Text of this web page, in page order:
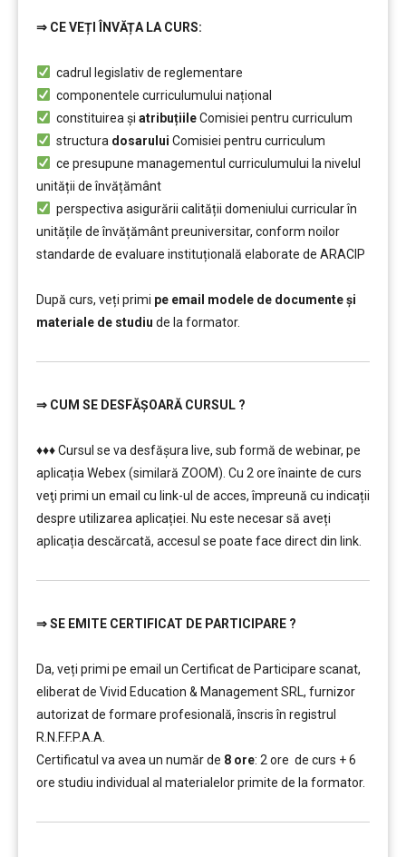
⇒ CE VEȚI ÎNVĂȚA LA CURS:
cadrul legislativ de reglementare
componentele curriculumului național
constituirea și atribuțiileComisiei pentru curriculum
structura dosarului Comisiei pentru curriculum
ce presupune managementul curriculumului la nivelul
unității de învățământ
perspectiva asigurării calității domeniului curricular în
unitățile de învățământ preuniversitar, conform noilor
standarde de evaluare instituțională elaborate de ARACIP
După curs, veți primi pe email modele de documente și
materiale de studiu de la formator.
⇒ CUM SE DESFĂȘOARĂ CURSUL ?
♦♦♦ Cursul se va desfășura live, sub formă de webinar, pe
aplicația Webex (similară ZOOM). Cu 2 ore înainte de curs
veţi primi un email cu link-ul de acces, împreună cu indicații
despre utilizarea aplicației. Nu este necesar să aveți
aplicația descărcată, accesul se poate face direct din link.
⇒SE EMITE CERTIFICAT DE PARTICIPARE ?
Da, veți primi pe email un Certificat de Participare scanat,
eliberat de Vivid Education & Management SRL, furnizor
autorizat de formare profesională, înscris în registrul
R.N.F.F.P.A.A.
Certificatul va avea un număr de 8 ore: 2 ore de curs + 6
ore studiu individual al materialelor primite de la formator.